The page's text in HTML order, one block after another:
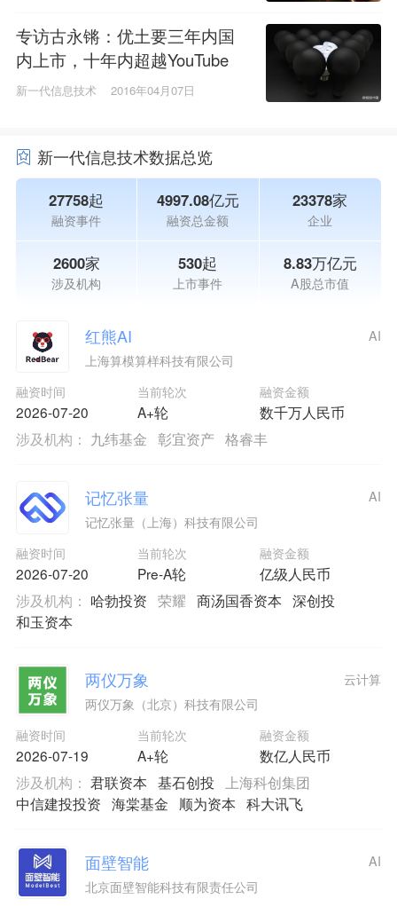
专访古永锵：优土要三年内国
内上市，十年内超越YouTube
新一代信息技术 2016年04月07日
新一代信息技术数据总览
27758起
融资事件
4997.08亿元
融资总金额
23378家
企业
2600家
涉及机构
530起
上市事件
8.83万亿元
A股总市值
红熊AI
上海算模算样科技有限公司
融资时间
2026-07-20
当前轮次
A+轮
融资金额
数千万人民币
AI
涉及机构： 九纬基金 彰宜资产 格睿丰
记忆张量
记忆张量（上海）科技有限公司
融资时间
2026-07-20
当前轮次
Pre-A轮
融资金额
亿级人民币
AI
涉及机构： 哈勃投资 荣耀 商汤国香资本 深创投
和玉资本
两仪万象
两仪万象（北京）科技有限公司
融资时间
2026-07-19
当前轮次
A+轮
融资金额
数亿人民币
云计算
涉及机构： 君联资本 基石创投
上海科创集团
中信建投投资 海棠基金 顺为资本 科大讯飞
面壁智能
北京面壁智能科技有限责任公司
AI